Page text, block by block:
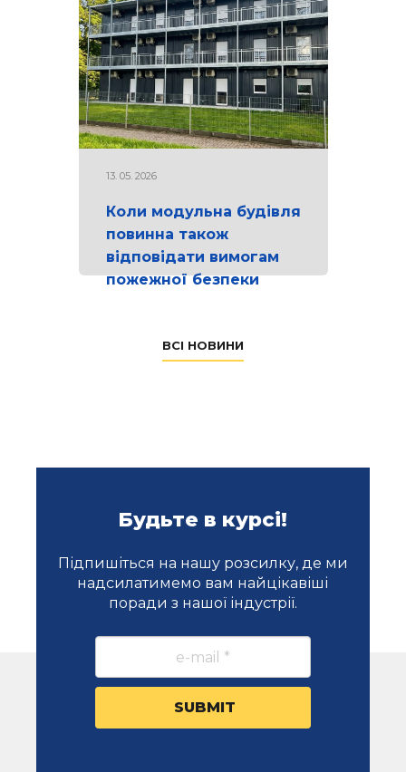
13. 05. 2026
Коли модульна будівля
повинна також
відповідати вимогам
пожежної безпеки
ВСІ НОВИНИ
Будьте в курсі!
Підпишіться на нашу розсилку, де ми
надсилатимемо вам найцікавіші
поради з нашої індустрії.